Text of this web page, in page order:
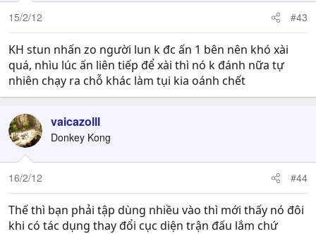
15/2/12 #43
KH stun nhấn zo người lun k đc ấn 1 bên nên khó xài
quá, nhìu lúc ấn liên tiếp để xài thì nó k đánh nữa tự
nhiên chạy ra chỗ khác làm tụi kia oánh chết
vaicazolll
Donkey Kong
16/2/12 #44
Thế thì bạn phải tập dùng nhiều vào thì mới thấy nó đôi
khi có tác dụng thay đổi cục diện trận đấu lắm chứ